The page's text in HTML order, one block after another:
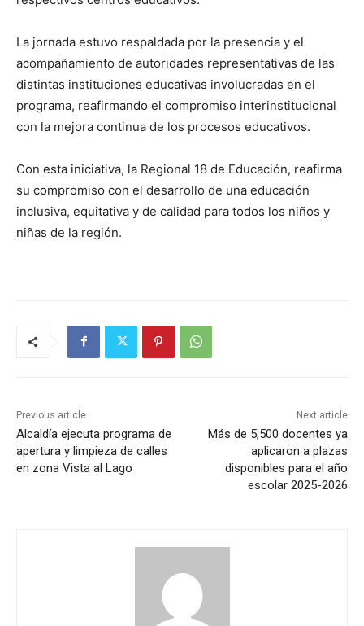
La jornada estuvo respaldada por la presencia y el
acompañamiento de autoridades representativas de las
distintas instituciones educativas involucradas en el
programa, reafirmando el compromiso interinstitucional
con la mejora continua de los procesos educativos.
Con esta iniciativa, la Regional 18 de Educación, reafirma
su compromiso con el desarrollo de una educación
inclusiva, equitativa y de calidad para todos los niños y
niñas de la región.
Previous article
Alcaldía ejecuta programa de
apertura y limpieza de calles
en zona Vista al Lago
Next article
Más de 5,500 docentes ya
aplicaron a plazas
disponibles para el año
escolar 2025-2026